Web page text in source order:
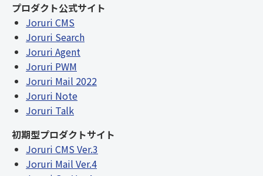
プロダクト公式サイト
Joruri CMS
Joruri Search
Joruri Agent
Joruri PWM
Joruri Mail 2022
Joruri Note
Joruri Talk
初期型プロダクトサイト
Joruri CMS Ver.3
Joruri Mail Ver.4